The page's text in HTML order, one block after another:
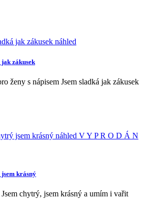
náhled
zákusek
ženy s nápisem Jsem sladká jak zákusek
náhled V Y P R O D Á N
krásný
Jsem chytrý, jsem krásný a umím i vařit